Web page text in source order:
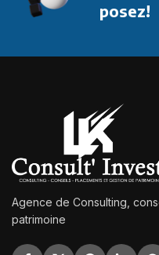
posez!
Agence de Consulting,
patrimoine